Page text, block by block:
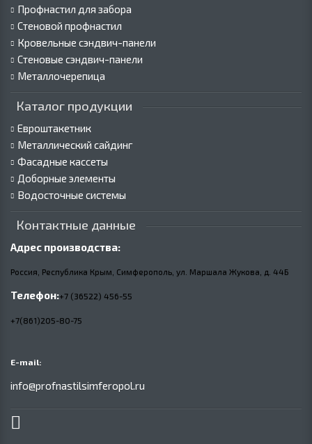
Профнастил для забора
Стеновой профнастил
Кровельные сэндвич-панели
Стеновые сэндвич-панели
Металлочерепица
Каталог продукции
Евроштакетник
Металлический сайдинг
Фасадные кассеты
Доборные элементы
Водосточные системы
Контактные данные
Адрес производства:
Россия, Республика Крым, Симферополь, ул. Маршала Жукова, д. 44Б
Телефон:+7 (36522) 456-55
+7(861)205-80-75
E-mail:
info@profnastilsimferopol.ru